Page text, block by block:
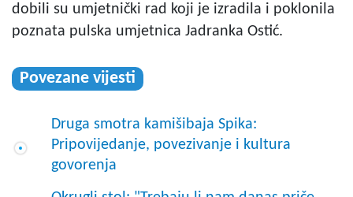
dobili su umjetnički rad koji je izradila i poklonila
poznata pulska umjetnica Jadranka Ostić.
Povezane vijesti
Druga smotra kamišibaja Spika:
Pripovijedanje, povezivanje i kultura
govorenja